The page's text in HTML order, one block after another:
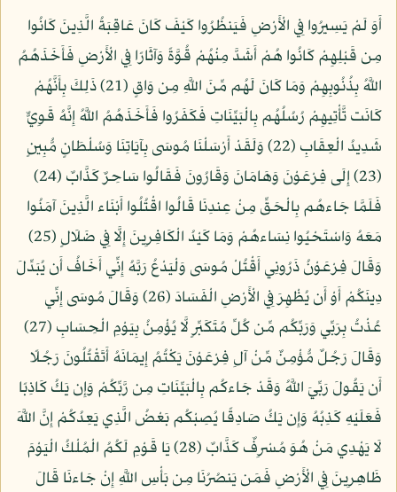
أَوَ لَمْ يَسِيرُوا فِي الْأَرْضِ فَيَنظُرُوا كَيْفَ كَانَ عَاقِبَةُ الَّذِينَ كَانُوا
مِن قَبْلِهِمْ كَانُوا هُمْ أَشَدَّ مِنْهُمْ قُوَّةً وَآثَارًا فِي الْأَرْضِ فَأَخَذَهُمُ
اللَّهُ بِذُنُوبِهِمْ وَمَا كَانَ لَهُم مِّنَ اللَّهِ مِن وَاقٍ (21) ذَلِكَ بِأَنَّهُمْ
كَانَت تَّأْتِيهِمْ رُسُلُهُم بِالْبَيِّنَاتِ فَكَفَرُوا فَأَخَذَهُمُ اللَّهُ إِنَّهُ قَوِيٌّ
شَدِيدُ الْعِقَابِ (22) وَلَقَدْ أَرْسَلْنَا مُوسَى بِآيَاتِنَا وَسُلْطَانٍ مُّبِينٍ
(23) إِلَى فِرْعَوْنَ وَهَامَانَ وَقَارُونَ فَقَالُوا سَاحِرٌ كَذَّابٌ (24)
فَلَمَّا جَاءهُم بِالْحَقِّ مِنْ عِندِنَا قَالُوا اقْتُلُوا أَبْنَاء الَّذِينَ آمَنُوا
مَعَهُ وَاسْتَحْيُوا نِسَاءهُمْ وَمَا كَيْدُ الْكَافِرِينَ إِلَّا فِي ضَلَالٍ (25)
وَقَالَ فِرْعَوْنُ ذَرُونِي أَقْتُلْ مُوسَى وَلْيَدْعُ رَبَّهُ إِنِّي أَخَافُ أَن يُبَدِّلَ
دِينَكُمْ أَوْ أَن يُظْهِرَ فِي الْأَرْضِ الْفَسَادَ (26) وَقَالَ مُوسَى إِنِّي
عُذْتُ بِرَبِّي وَرَبِّكُم مِّن كُلِّ مُتَكَبِّرٍ لَّا يُؤْمِنُ بِيَوْمِ الْحِسَابِ (27)
وَقَالَ رَجُلٌ مُّؤْمِنٌ مِّنْ آلِ فِرْعَوْنَ يَكْتُمُ إِيمَانَهُ أَتَقْتُلُونَ رَجُلًا
أَن يَقُولَ رَبِّيَ اللَّهُ وَقَدْ جَاءكُم بِالْبَيِّنَاتِ مِن رَّبِّكُمْ وَإِن يَكُ كَاذِبًا
فَعَلَيْهِ كَذِبُهُ وَإِن يَكُ صَادِقًا يُصِبْكُم بَعْضُ الَّذِي يَعِدُكُمْ إِنَّ اللَّهَ
لَا يَهْدِي مَنْ هُوَ مُسْرِفٌ كَذَّابٌ (28) يَا قَوْمِ لَكُمُ الْمُلْكُ الْيَوْمَ
ظَاهِرِينَ فِي الْأَرْضِ فَمَن يَنصُرُنَا مِن بَأْسِ اللَّهِ إِنْ جَاءنَا قَالَ